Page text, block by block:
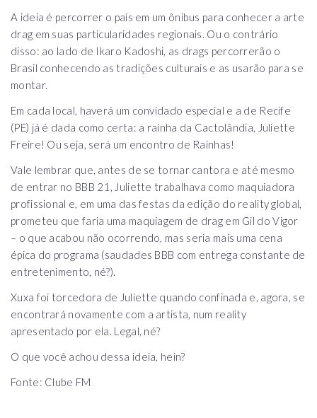
A ideia é percorrer o país em um ônibus para conhecer a arte
drag em suas particularidades regionais. Ou o contrário
disso: ao lado de Ikaro Kadoshi, as drags percorrerão o
Brasil conhecendo as tradições culturais e as usarão para se
montar.
Em cada local, haverá um convidado especial e a de Recife
(PE) já é dada como certa: a rainha da Cactolândia, Juliette
Freire! Ou seja, será um encontro de Rainhas!
Vale lembrar que, antes de se tornar cantora e até mesmo
de entrar no BBB 21, Juliette trabalhava como maquiadora
profissional e, em uma das festas da edição do reality global,
prometeu que faria uma maquiagem de drag em Gil do Vigor
– o que acabou não ocorrendo, mas seria mais uma cena
épica do programa (saudades BBB com entrega constante de
entretenimento, né?).
Xuxa foi torcedora de Juliette quando confinada e, agora, se
encontrará novamente com a artista, num reality
apresentado por ela. Legal, né?
O que você achou dessa ideia, hein?
Fonte: Clube FM